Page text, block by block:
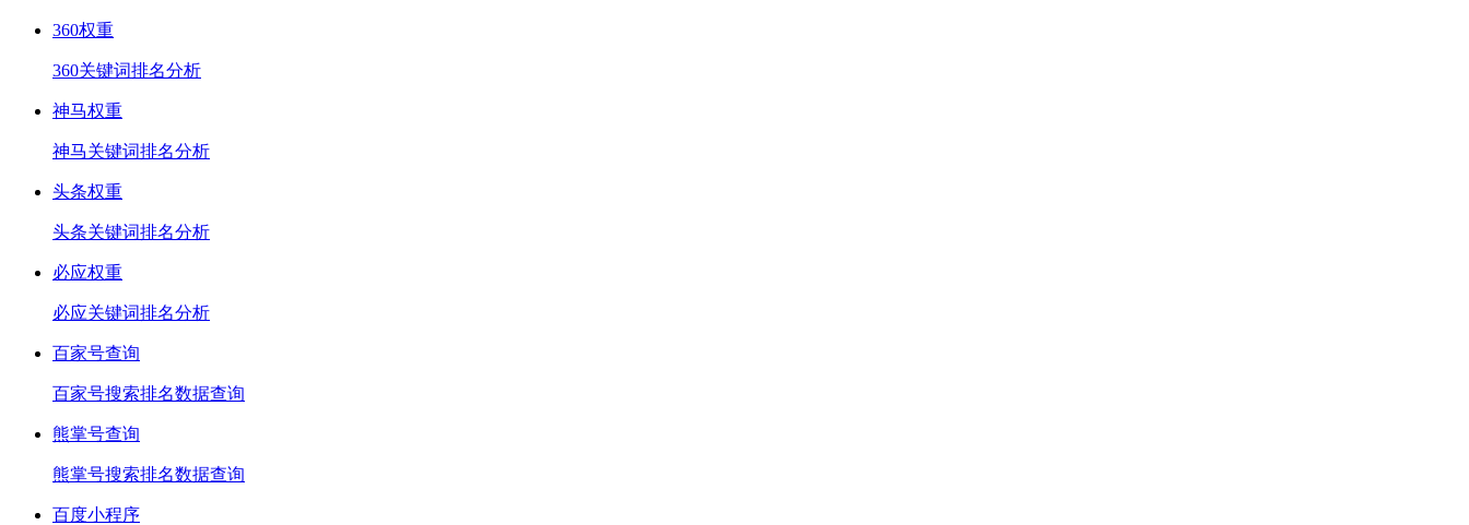
360权重
360关键词排名分析
神马权重
神马关键词排名分析
头条权重
头条关键词排名分析
必应权重
必应关键词排名分析
百家号查询
百家号搜索排名数据查询
熊掌号查询
熊掌号搜索排名数据查询
百度小程序